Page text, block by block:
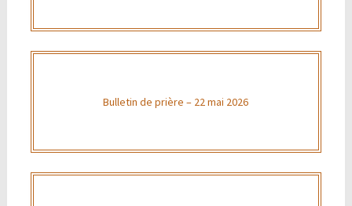
Bulletin de prière – 22 mai 2026